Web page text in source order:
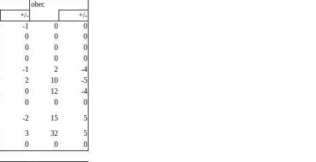
obec
+/-
+/-
-1 0
0
0 0
0
0 0
0
0 0
0
-1 2
-4
2 10
-5
0 12
-4
0 0
0
-2 15
5
3 32
5
0 0
0